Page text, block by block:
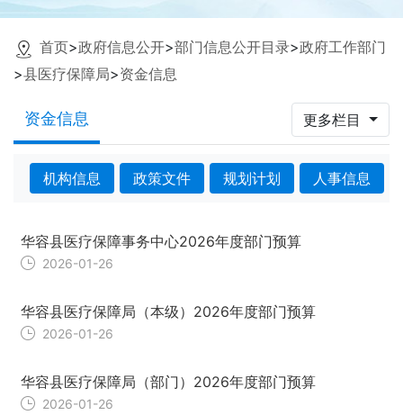
首页>政府信息公开>部门信息公开目录>政府工作部门
>县医疗保障局>资金信息
资金信息 更多栏目
机构信息 政策文件 规划计划 人事信息
华容县医疗保障事务中心2026年度部门预算
2026-01-26
华容县医疗保障局（本级）2026年度部门预算
2026-01-26
华容县医疗保障局（部门）2026年度部门预算
2026-01-26